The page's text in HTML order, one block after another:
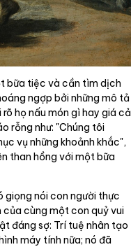
bữa tiệc và cần tìm dịch
ngợp bởi những mô tả
họ nấu món gì hay giá cả
rỗng như: "Chúng tôi
vụ những khoảnh khắc",
than hồng với một bữa
giọng nói con người thực
của cùng một con quỷ vui
đáng sợ: Trí tuệ nhân tạo
máy tính nữa; nó đã